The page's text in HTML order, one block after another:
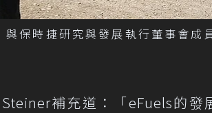
保時捷研究與發展執行董事會成
補充道：「eFuels的發